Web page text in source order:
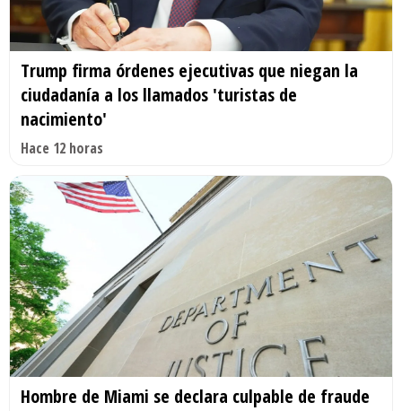
Trump firma órdenes ejecutivas que niegan la
ciudadanía a los llamados 'turistas de
nacimiento'
Hace 12 horas
Hombre de Miami se declara culpable de fraude